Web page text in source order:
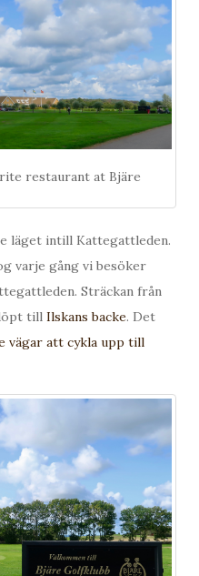
restaurant at Bjäre
läget intill Kattegattleden.
varje gång vi besöker
Sträckan från
till Ilskans backe. Det
vägar att cykla upp till